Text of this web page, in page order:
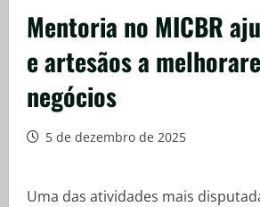
Mentoria no MICBR
e artesãos a
negócios
5 de dezembro de 2025
Uma das atividades mais